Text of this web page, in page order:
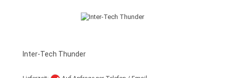
Inter-Tech Thunder